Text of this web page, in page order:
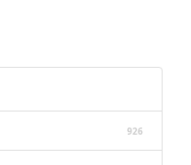
926